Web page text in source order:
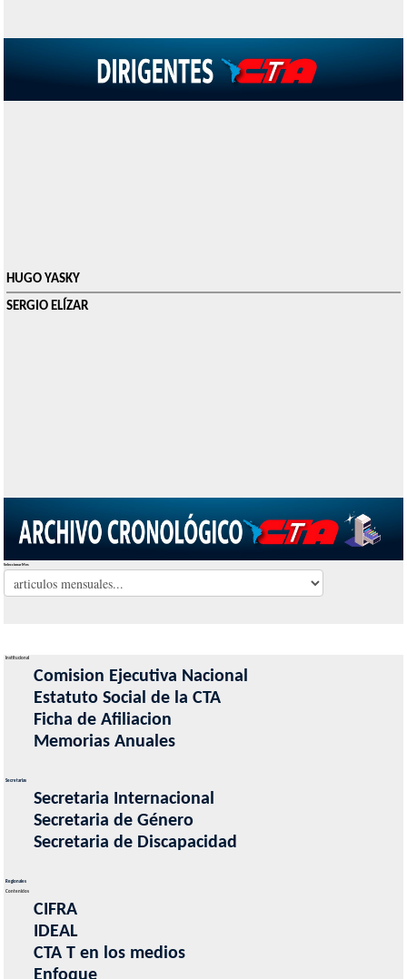
HUGO YASKY
SERGIO ELÍZAR
Seleccionar Mes
Institucional
Comision Ejecutiva Nacional
Estatuto Social de la CTA
Ficha de Afiliacion
Memorias Anuales
Secretarias
Secretaria Internacional
Secretaria de Género
Secretaria de Discapacidad
Regionales
Contenidos
CIFRA
IDEAL
CTA T en los medios
Enfoque